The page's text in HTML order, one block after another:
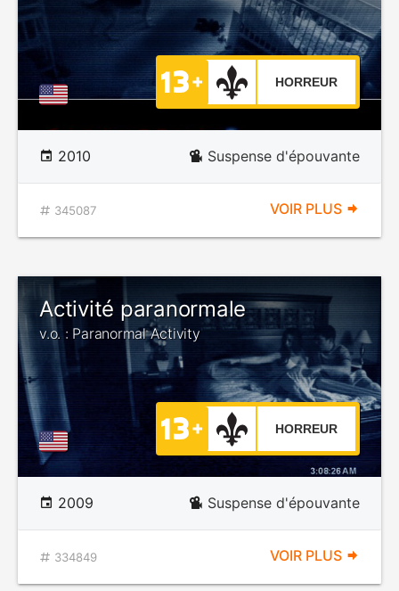
HORREUR
2010 Suspense d'épouvante
345087 VOIR PLUS
Activité paranormale
v.o. : Paranormal Activity
HORREUR
2009 Suspense d'épouvante
334849 VOIR PLUS